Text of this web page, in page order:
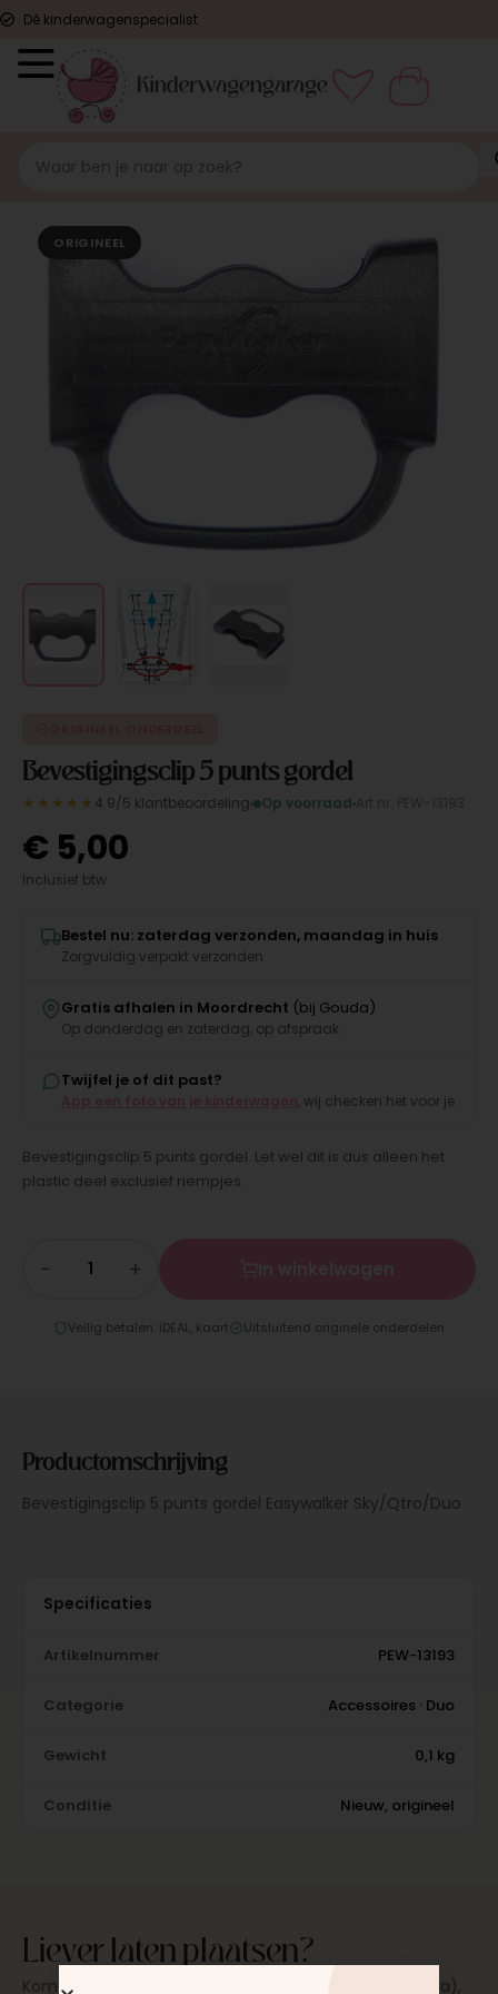
Dé kinderwagenspecialist
ORIGINEEL
Bevestigingsclip 5 punts gordel
★★★★★ 4.9/5 klantbeoordeling Op voorraad
€ 5,00
Inclusief btw
Bestel nu: zaterdag verzonden, maandag in huis
Zorgvuldig verpakt verzonden
Gratis afhalen in Moordrecht (bij Gouda)
Op donderdag en zaterdag, op afspraak
Twijfel je of dit past?
, wij checken het voor je
Bevestigingsclip 5 punts gordel. Let wel dit is dus alleen het
plastic deel exclusief riempjes.
− +
Veilig betalen: iDEAL, kaart Uitsluitend originele onderdelen
Productomschrijving
Bevestigingsclip 5 punts gordel Easywalker Sky/Qtro/Duo
Specificaties
Artikelnummer PEW-13193
Categorie Accessoires · Duo
Gewicht 0,1 kg
Conditie Nieuw, origineel
Liever laten plaatsen?
Kom langs in onze werkplaats in Moordrecht (bij Gouda),